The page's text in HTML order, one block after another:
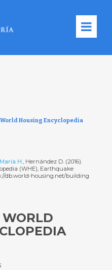
World Housing Encyclopedia
H., Hernández D. (2016).
(WHE), Earthquake
db.world-housing.net/building
WORLD